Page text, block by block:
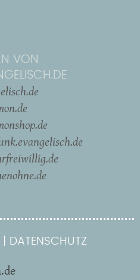
VON
DATENSCHUTZ